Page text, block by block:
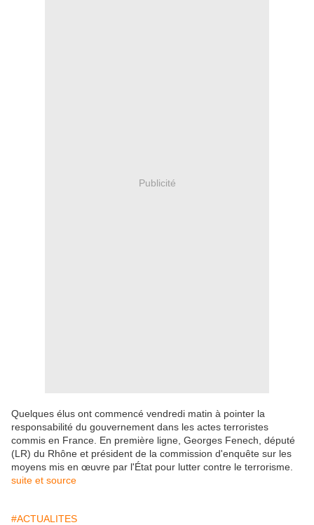
Publicité
Quelques élus ont commencé vendredi matin à pointer la
responsabilité du gouvernement dans les actes terroristes
commis en France. En première ligne, Georges Fenech, député
(LR) du Rhône et président de la commission d'enquête sur les
moyens mis en œuvre par l'État pour lutter contre le terrorisme.
suite et source
#ACTUALITES